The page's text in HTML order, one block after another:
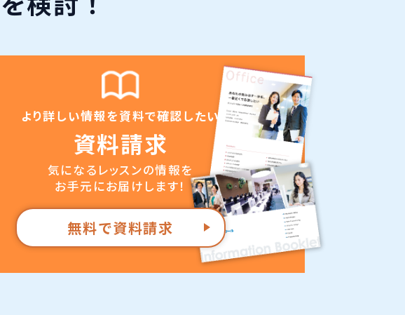
より詳しい情報を資料で確認したい
資料請求
気になるレッスンの情報を
お手元にお届けします！
無料で資料請求